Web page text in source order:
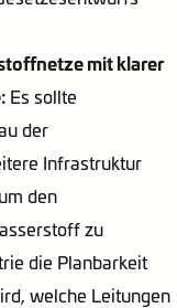
mit klarer
Es sollte
der
Infrastruktur
den
zu
die Planbarkeit
welche Leitungen